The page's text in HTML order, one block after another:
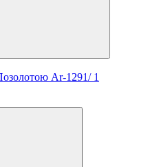
Ar-1291/ 1